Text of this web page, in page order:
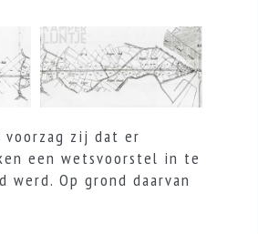
voorzag zij dat er
een wetsvoorstel in te
Op grond daarvan